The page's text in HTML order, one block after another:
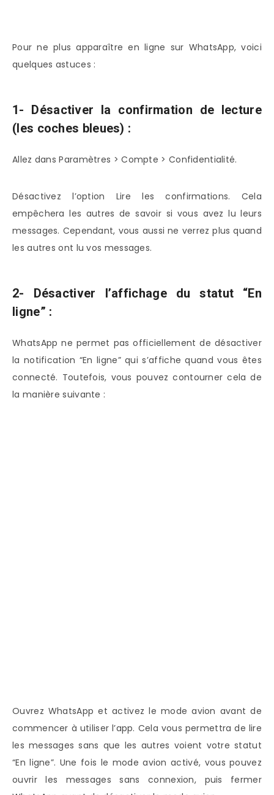
Pour ne plus apparaître en ligne sur WhatsApp, voici
quelques astuces :
1- Désactiver la confirmation de lecture
(les coches bleues) :
Allez dans Paramètres > Compte > Confidentialité.
Désactivez l’option Lire les confirmations. Cela
empêchera les autres de savoir si vous avez lu leurs
messages. Cependant, vous aussi ne verrez plus quand
les autres ont lu vos messages.
2- Désactiver l’affichage du statut “En
ligne” :
WhatsApp ne permet pas officiellement de désactiver
la notification “En ligne” qui s’affiche quand vous êtes
connecté. Toutefois, vous pouvez contourner cela de
la manière suivante :
Ouvrez WhatsApp et activez le mode avion avant de
commencer à utiliser l’app. Cela vous permettra de lire
les messages sans que les autres voient votre statut
“En ligne”. Une fois le mode avion activé, vous pouvez
ouvrir les messages sans connexion, puis fermer